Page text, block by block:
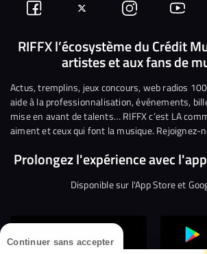
Continuer sans accepter
Suivez-
nous
Facebook
Suivez-
nous
sur
Twitter
Nous
rejoindre
sur
Instagram
Nous
sur
RIFFX l’écosystème du Crédit
artistes et aux fans de
Actus, tremplins, jeux concours, web radios
aide à la professionnalisation, événements,
mise en avant de talents… RIFFX c’est LA
aiment et ceux qui font la musique. Rejoignez-
Prolongez l'expérience avec
Disponible sur l'App Store et